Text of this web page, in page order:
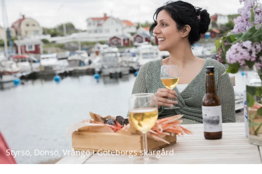
Styrsö, Donsö, Vrångö i Göteborgs skärgård.